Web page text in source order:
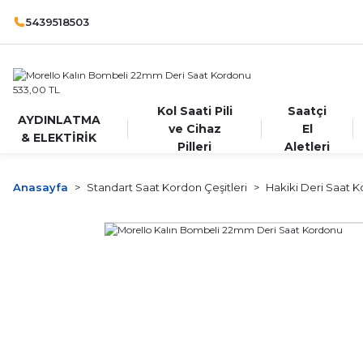
5439518503
AYDINLATMA
& ELEKTİRİK
Kol Saati Pili
ve Cihaz
Pilleri
Saatçi
El
Aletleri
Anasayfa Standart Saat Kordon Çeşitleri Hakiki Deri Saat